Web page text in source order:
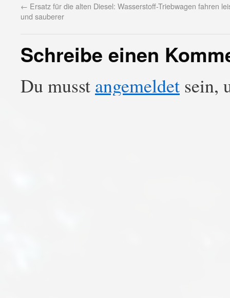
← Ersatz für die alten Diesel: Wasserstoff-Triebwagen fahren
und sauberer
Schreibe einen
Du musst angemeldet sein,